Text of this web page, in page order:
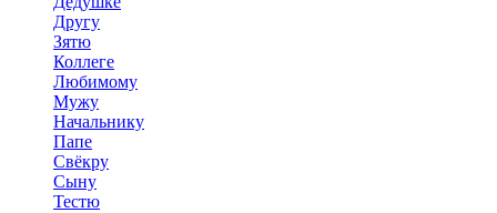
Другу
Зятю
Коллеге
Любимому
Мужу
Начальнику
Папе
Свёкру
Сыну
Тестю